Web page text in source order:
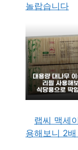
놀랍습니다
랩씨 맥세
용해보니 2